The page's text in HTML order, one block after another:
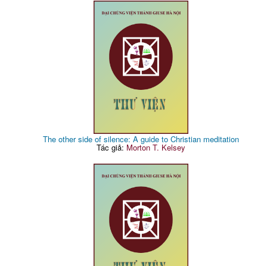
The other side of silence: A guide to Christian meditation
Tác giả: Morton T. Kelsey